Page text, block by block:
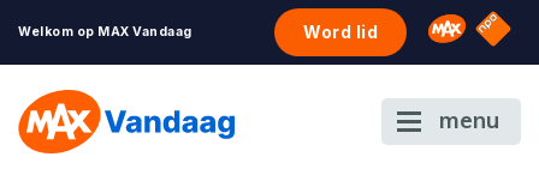
Welkom op MAX Vandaag Word lid Omroep
NPO
menu